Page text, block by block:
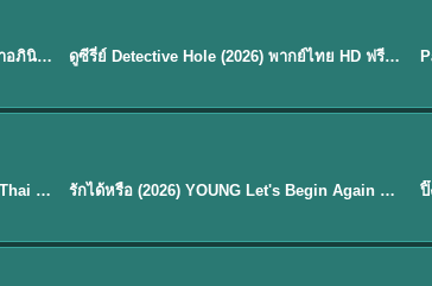
EP.7Avatar The Last Airbender 2 เณรน้อยเจ้าอภินิหาร พากย์ไทย EP.9ดูซีรี่ย์ Detective Hole (2026) พากย์ไทย HD ฟรี อัปเดตล่าสุด Netflix
ดูซีรีย์ Magic Move (2026) ทำนายทายรัก Thai EP.1-10 HD รักได้หรือ (2026) YOUNG Let's Begin Again พากย์ไทย EP.1-19